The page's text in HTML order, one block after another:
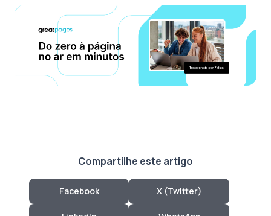
Compartilhe este artigo
Facebook X (Twitter)